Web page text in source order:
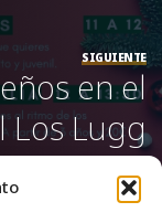
SIGUIENTE
en el
Los Lugg